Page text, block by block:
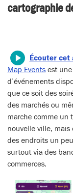
cartographie
Écouter cet
Map Events est
d’événements
que ce soit des
des marchés ou
marche comme un
nouvelle ville, mais
des endroits un
surtout via des
commerces.